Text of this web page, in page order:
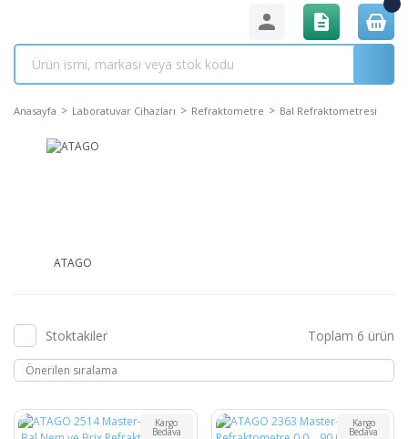
Anasayfa Laboratuvar Cihazları Refraktometre Bal Refraktometresi
ATAGO
Stoktakiler Toplam 6 ürün
Kargo
Bedava
Kargo
Bedava